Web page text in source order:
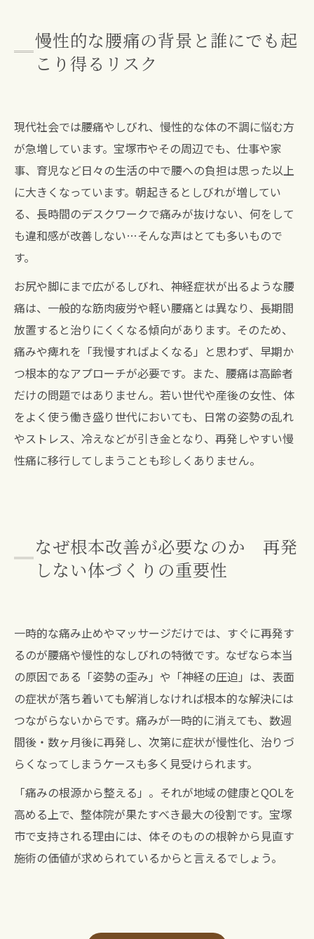
慢性的な腰痛の背景と誰にでも起
こり得るリスク
現代社会では腰痛やしびれ、慢性的な体の不調に悩む方
が急増しています。宝塚市やその周辺でも、仕事や家
事、育児など日々の生活の中で腰への負担は思った以上
に大きくなっています。朝起きるとしびれが増してい
る、長時間のデスクワークで痛みが抜けない、何をして
も違和感が改善しない…そんな声はとても多いもので
す。
お尻や脚にまで広がるしびれ、神経症状が出るような腰
痛は、一般的な筋肉疲労や軽い腰痛とは異なり、長期間
放置すると治りにくくなる傾向があります。そのため、
痛みや痺れを「我慢すればよくなる」と思わず、早期か
つ根本的なアプローチが必要です。また、腰痛は高齢者
だけの問題ではありません。若い世代や産後の女性、体
をよく使う働き盛り世代においても、日常の姿勢の乱れ
やストレス、冷えなどが引き金となり、再発しやすい慢
性痛に移行してしまうことも珍しくありません。
なぜ根本改善が必要なのか 再発
しない体づくりの重要性
一時的な痛み止めやマッサージだけでは、すぐに再発す
るのが腰痛や慢性的なしびれの特徴です。なぜなら本当
の原因である「姿勢の歪み」や「神経の圧迫」は、表面
の症状が落ち着いても解消しなければ根本的な解決には
つながらないからです。痛みが一時的に消えても、数週
間後・数ヶ月後に再発し、次第に症状が慢性化、治りづ
らくなってしまうケースも多く見受けられます。
「痛みの根源から整える」。それが地域の健康とQOLを
高める上で、整体院が果たすべき最大の役割です。宝塚
市で支持される理由には、体そのものの根幹から見直す
施術の価値が求められているからと言えるでしょう。